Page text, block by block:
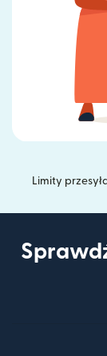
Limity